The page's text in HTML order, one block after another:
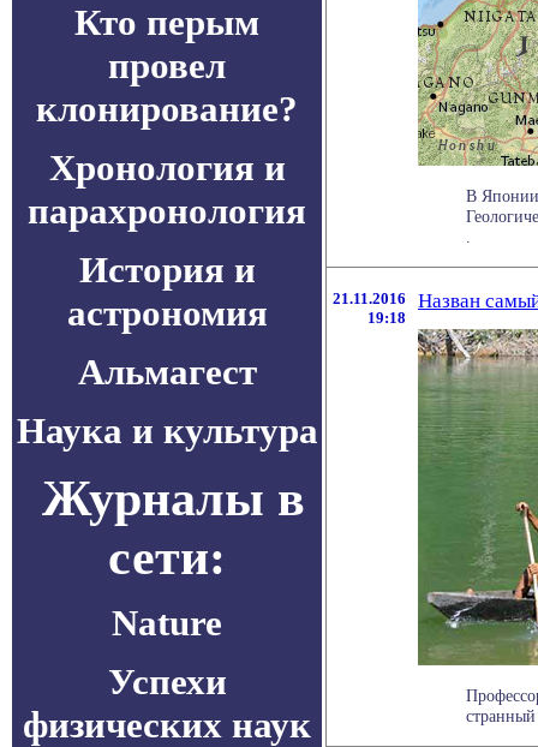
Кто перым
провел
клонирование?
Хронология и
парахронология
История и
астрономия
Альмагест
Наука и культура
Журналы в
сети:
Nature
Успехи
физических наук
В Японии
21.11.2016
19:18
Назван